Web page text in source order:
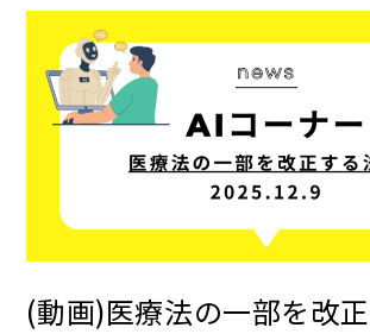
(動画)医療法の一部を改